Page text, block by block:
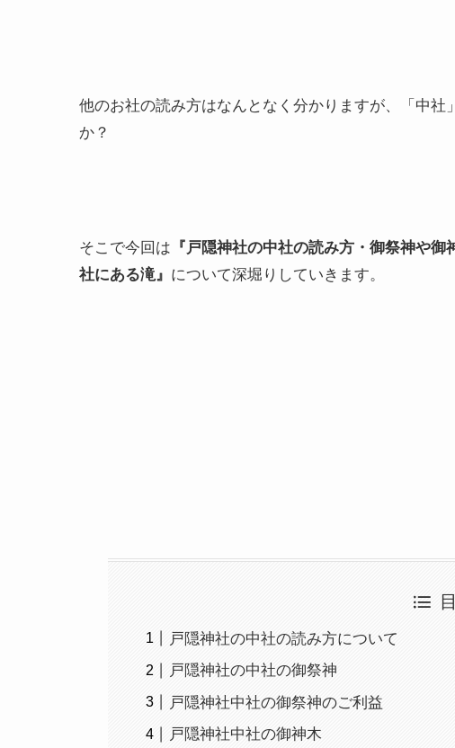
他のお社の読み方はなんとなく分かりますが、「中社
か？
そこで今回は 『戸隠神社の中社の読み方・御祭神や
社にある滝』 について深堀りしていきます。
戸隠神社の中社の読み方について
戸隠神社の中社の御祭神
戸隠神社中社の御祭神のご利益
戸隠神社中社の御神木